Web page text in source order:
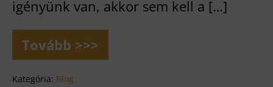
igényünk van, akkor sem kell a […]
Tovább >>>WooCommerce
átdizájnolása
Kategória: Blog